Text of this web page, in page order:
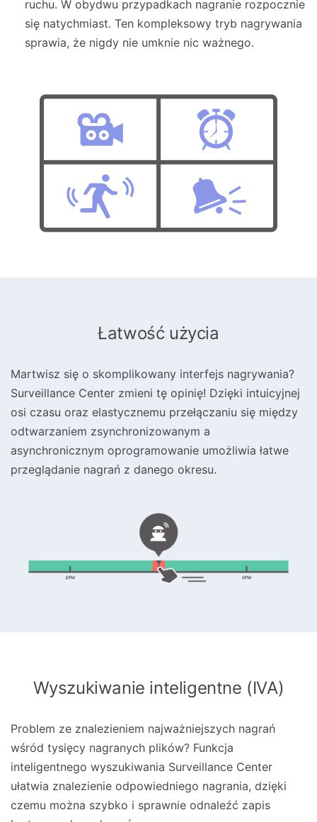
ruchu. W obydwu przypadkach nagranie rozpocznie
się natychmiast. Ten kompleksowy tryb nagrywania
sprawia, że nigdy nie umknie nic ważnego.
Łatwość użycia
Martwisz się o skomplikowany interfejs nagrywania?
Surveillance Center zmieni tę opinię! Dzięki intuicyjnej
osi czasu oraz elastycznemu przełączaniu się między
odtwarzaniem zsynchronizowanym a
asynchronicznym oprogramowanie umożliwia łatwe
przeglądanie nagrań z danego okresu.
Wyszukiwanie inteligentne (IVA)
Problem ze znalezieniem najważniejszych nagrań
wśród tysięcy nagranych plików? Funkcja
inteligentnego wyszukiwania Surveillance Center
ułatwia znalezienie odpowiedniego nagrania, dzięki
czemu można szybko i sprawnie odnaleźć zapis